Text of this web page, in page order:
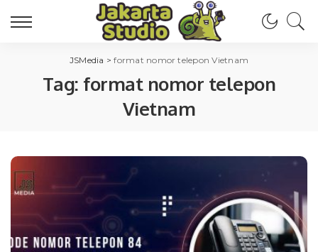
JSMedia >format nomor telepon Vietnam
Tag:format nomor telepon
Vietnam